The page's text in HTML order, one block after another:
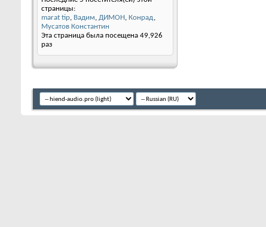
страницы:
marat tip, Вадим, ДИМОН, Конрад,
Мусатов Константин
Эта страница была посещена 49,926
раз